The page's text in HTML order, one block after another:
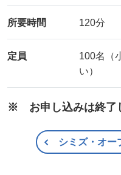
所要時間 120分
定員
100名（
い）
※ お申し込みは終了
シミズ・オー